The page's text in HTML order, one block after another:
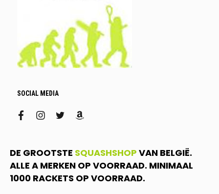
SOCIAL MEDIA
facebookinstagram
twitteramazon
DE GROOTSTE SQUASHSHOP VAN BELGIË.
ALLE A MERKEN OP VOORRAAD. MINIMAAL
1000 RACKETS OP VOORRAAD.